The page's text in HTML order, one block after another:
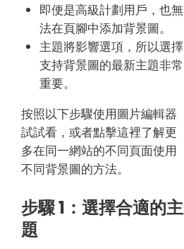
即便是高級計劃用戶，也無
法在頁腳中添加背景圖。
主題將影響選項，所以選擇
支持背景圖的最新主題非常
重要。
按照以下步驟使用圖片編輯器
試試看，或者點擊這裡了解更
多在同一網站的不同頁面使用
不同背景圖的方法。
步驟 1：選擇合適的主
題